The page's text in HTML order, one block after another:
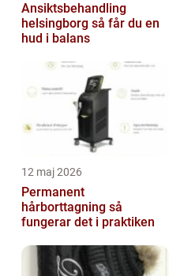
Ansiktsbehandling
helsingborg så får du en
hud i balans
12 maj 2026
Permanent
hårborttagning så
fungerar det i praktiken